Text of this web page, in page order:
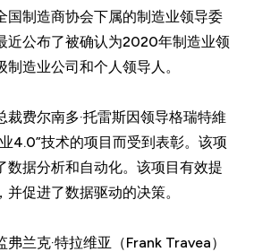
国制造商协会下属的制造业领导委
近公布了被确认为2020年制造业领
造业公司和个人领导人。
裁费尔南多·托雷斯因领导格瑞特維
4.0”技术的项目而受到表彰。该项
数据分析和自动化。该项目有效提
促进了数据驱动的决策。
兰克·特拉维亚（Frank Travea）